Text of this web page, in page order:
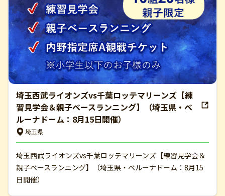
埼玉西武ライオンズvs千葉ロッテマリーンズ【練
習見学会＆親子ベースランニング】（埼玉県・ベ
ルーナドーム：8月15日開催）
埼玉県
埼玉西武ライオンズvs千葉ロッテマリーンズ【練習見学会＆
親子ベースランニング】（埼玉県・ベルーナドーム：8月15
日開催）